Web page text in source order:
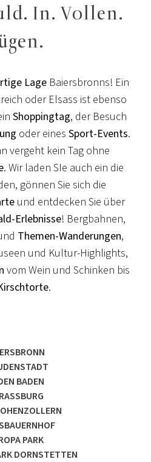
In. Vollen.
Lage Baiersbronns! Ein
oder Elsass ist ebenso
Shoppingtag, der Besuch
oder eines Sport-Events.
vergeht kein Tag ohne
. Wir laden SIe auch ein die
gönnen Sie sich die
und entdecken Sie über
Erlebnisse! Bergbahnen,
Themen-Wanderungen,
und Kultur-Highlights,
vom Wein und Schinken bis
.
BADEN
PARK
DORNSTETTEN